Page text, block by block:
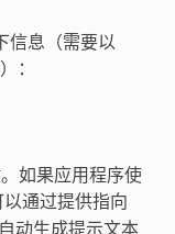
信息（需要以
：
如果应用程序使
通过提供指向
动生成提示文本